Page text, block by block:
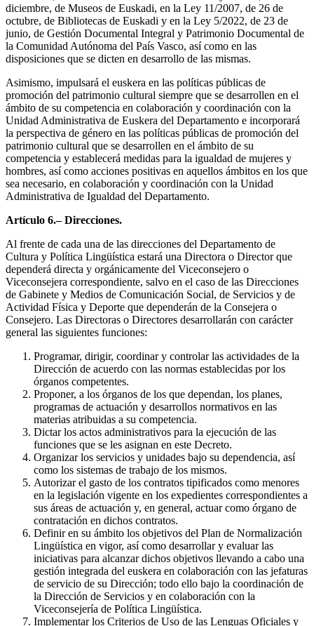
diciembre, de Museos de Euskadi, en la Ley 11/2007, de 26 de
octubre, de Bibliotecas de Euskadi y en la Ley 5/2022, de 23 de
junio, de Gestión Documental Integral y Patrimonio Documental de
la Comunidad Autónoma del País Vasco, así como en las
disposiciones que se dicten en desarrollo de las mismas.
Asimismo, impulsará el euskera en las políticas públicas de
promoción del patrimonio cultural siempre que se desarrollen en el
ámbito de su competencia en colaboración y coordinación con la
Unidad Administrativa de Euskera del Departamento e incorporará
la perspectiva de género en las políticas públicas de promoción del
patrimonio cultural que se desarrollen en el ámbito de su
competencia y establecerá medidas para la igualdad de mujeres y
hombres, así como acciones positivas en aquellos ámbitos en los que
sea necesario, en colaboración y coordinación con la Unidad
Administrativa de Igualdad del Departamento.
Artículo 6.– Direcciones.
Al frente de cada una de las direcciones del Departamento de
Cultura y Política Lingüística estará una Directora o Director que
dependerá directa y orgánicamente del Viceconsejero o
Viceconsejera correspondiente, salvo en el caso de las Direcciones
de Gabinete y Medios de Comunicación Social, de Servicios y de
Actividad Física y Deporte que dependerán de la Consejera o
Consejero. Las Directoras o Directores desarrollarán con carácter
general las siguientes funciones:
Programar, dirigir, coordinar y controlar las actividades de la
Dirección de acuerdo con las normas establecidas por los
órganos competentes.
Proponer, a los órganos de los que dependan, los planes,
programas de actuación y desarrollos normativos en las
materias atribuidas a su competencia.
Dictar los actos administrativos para la ejecución de las
funciones que se les asignan en este Decreto.
Organizar los servicios y unidades bajo su dependencia, así
como los sistemas de trabajo de los mismos.
Autorizar el gasto de los contratos tipificados como menores
en la legislación vigente en los expedientes correspondientes a
sus áreas de actuación y, en general, actuar como órgano de
contratación en dichos contratos.
Definir en su ámbito los objetivos del Plan de Normalización
Lingüística en vigor, así como desarrollar y evaluar las
iniciativas para alcanzar dichos objetivos llevando a cabo una
gestión integrada del euskera en colaboración con las jefaturas
de servicio de su Dirección; todo ello bajo la coordinación de
la Dirección de Servicios y en colaboración con la
Viceconsejería de Política Lingüística.
Implementar los Criterios de Uso de las Lenguas Oficiales y